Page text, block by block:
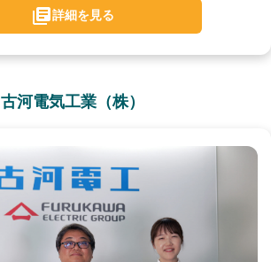
詳細を見る
古河電気工業（株）